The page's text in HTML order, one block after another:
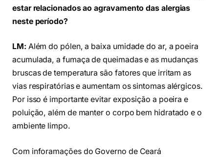
estar relacionados ao agravamento das alergias
neste período?
LM: Além do pólen, a baixa umidade do ar, a poeira
acumulada, a fumaça de queimadas e as mudanças
bruscas de temperatura são fatores que irritam as
vias respiratórias e aumentam os sintomas alérgicos.
Por isso é importante evitar exposição a poeira e
poluição, além de manter o corpo bem hidratado e o
ambiente limpo.
Com inforamações do Governo de Ceará